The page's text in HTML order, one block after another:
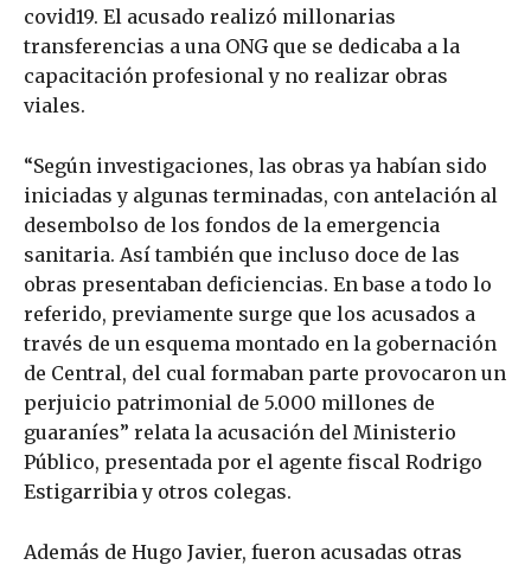
covid19. El acusado realizó millonarias
transferencias a una ONG que se dedicaba a la
capacitación profesional y no realizar obras
viales.
“Según investigaciones, las obras ya habían sido
iniciadas y algunas terminadas, con antelación al
desembolso de los fondos de la emergencia
sanitaria. Así también que incluso doce de las
obras presentaban deficiencias. En base a todo lo
referido, previamente surge que los acusados a
través de un esquema montado en la gobernación
de Central, del cual formaban parte provocaron un
perjuicio patrimonial de 5.000 millones de
guaraníes” relata la acusación del Ministerio
Público, presentada por el agente fiscal Rodrigo
Estigarribia y otros colegas.
Además de Hugo Javier, fueron acusadas otras